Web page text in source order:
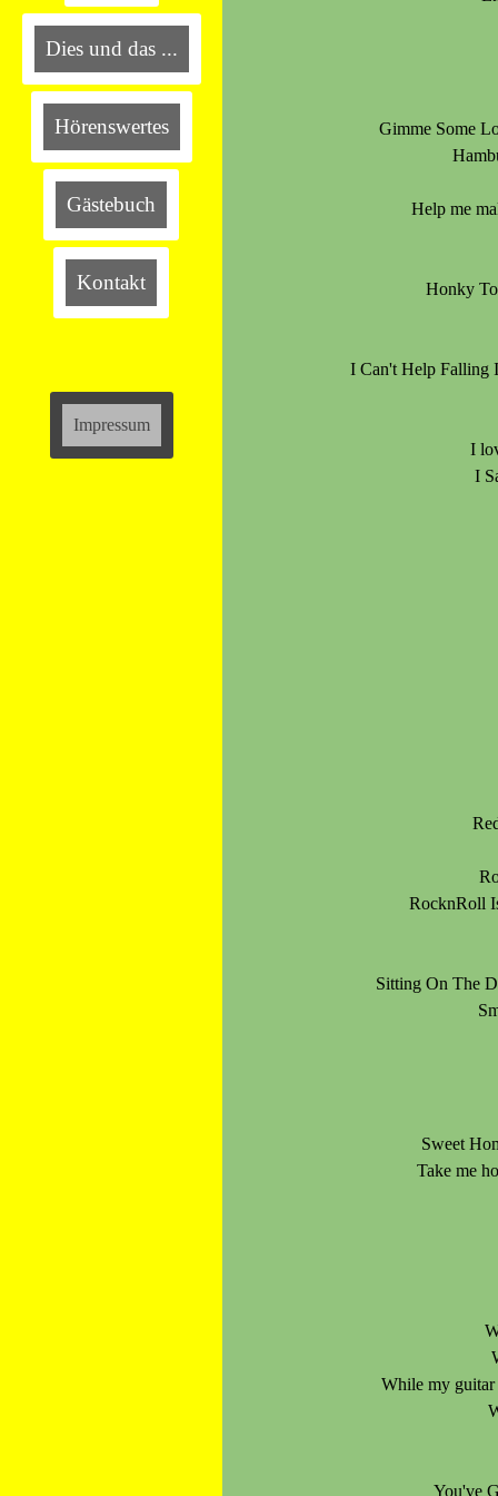
Dies und das ...
Hörenswertes
Gästebuch
Kontakt
Impressum
Gimme Some
Help me
Honky
I Can't Help Falling
I
I
RocknRoll
Sitting On The
Sweet
Take me
While my
You've